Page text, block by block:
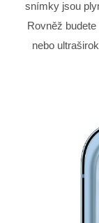
snímky jsou
Rovněž
nebo